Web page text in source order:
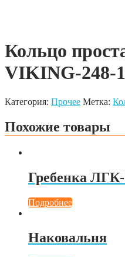
Кольцо
VIKING-248-
Категория: Прочее Метка:
Похожие товары
Гребенка ЛГК-
Подробнее
Наковальня